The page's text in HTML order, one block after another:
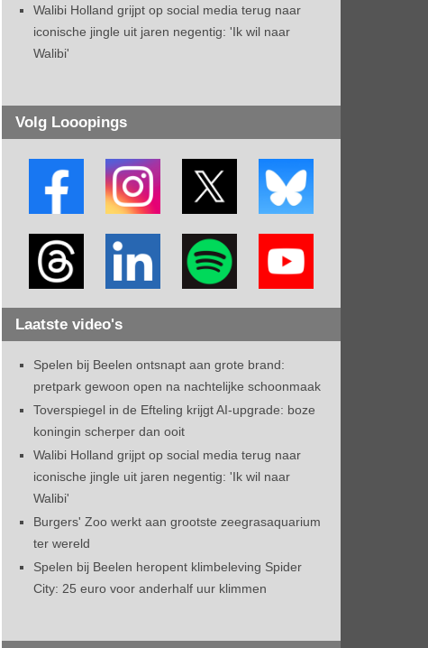
Walibi Holland grijpt op social media terug naar
iconische jingle uit jaren negentig: 'Ik wil naar
Walibi'
Volg Looopings
Laatste video's
Spelen bij Beelen ontsnapt aan grote brand:
pretpark gewoon open na nachtelijke schoonmaak
Toverspiegel in de Efteling krijgt AI-upgrade: boze
koningin scherper dan ooit
Walibi Holland grijpt op social media terug naar
iconische jingle uit jaren negentig: 'Ik wil naar
Walibi'
Burgers' Zoo werkt aan grootste zeegrasaquarium
ter wereld
Spelen bij Beelen heropent klimbeleving Spider
City: 25 euro voor anderhalf uur klimmen